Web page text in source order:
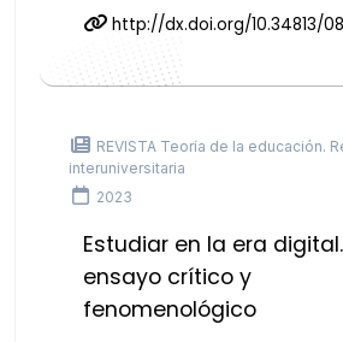
http://dx.doi.org/10.34813/
REVISTA Teoría de la educación.
interuniversitaria
2023
Estudiar en la era
ensayo crítico y
fenomenológico